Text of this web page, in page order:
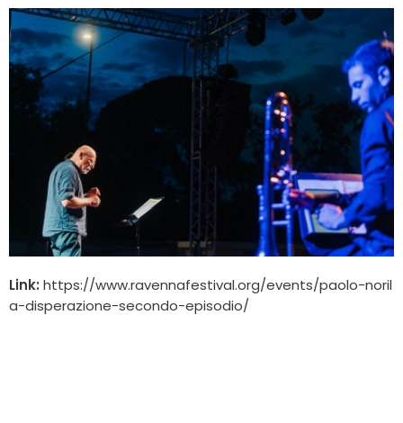
Link: https://www.ravennafestival.org/events/paolo-noril
a-disperazione-secondo-episodio/